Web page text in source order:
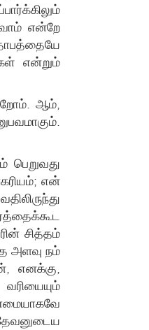
என்றே
என்றும்
ஆம்,
என்
சித்தம்
அளவு நம்
எனக்கு,